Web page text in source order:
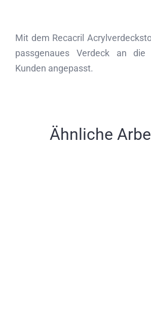
Mit dem Recacril
passgenaues Verdeck an die
Kunden angepasst.
Ähnliche